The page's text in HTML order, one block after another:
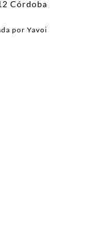
Córdoba
por Yavoi